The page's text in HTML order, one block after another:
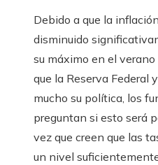
Debido a que la
disminuido
su máximo en el
que la Reserva Federal
mucho su política, los
preguntan si esto será
vez que creen que las
un nivel